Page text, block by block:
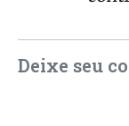
Deixe seu